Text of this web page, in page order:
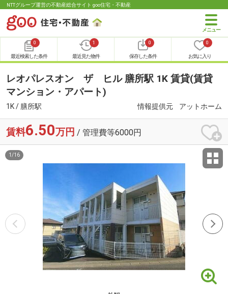
NTTグループ運営の不動産総合サイト goo住宅・不動産
0
最近検索した条件
1
最近見た物件
0
保存した条件
0
お気に入り
レオパレスオン ザ ヒル 膳所駅 1K 賃貸(賃貸
マンション・アパート)
1K / 膳所駅 情報提供元 アットホーム
賃料6.50万円 / 管理費等6000円
1 /16